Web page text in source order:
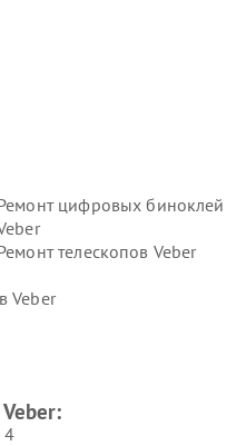
цифровых биноклей
телескопов Veber
Veber
4